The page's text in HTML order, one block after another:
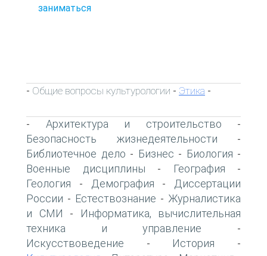
заниматься
- Общие вопросы культурологии - Этика -
- Архитектура и строительство -
Безопасность жизнедеятельности -
Библиотечное дело - Бизнес - Биология -
Военные дисциплины - География -
Геология - Демография -
Диссертации
России - Естествознание - Журналистика
и СМИ -
Информатика, вычислительная
техника и управление -
Искусствоведение - История -